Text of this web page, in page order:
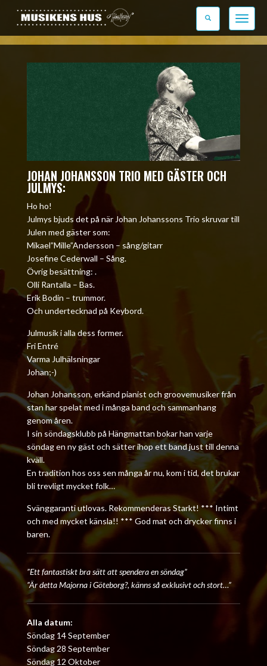
Toggle
JOHAN JOHANSSON TRIO MED GÄSTER OCH
JULMYS:
Ho ho!
Julmys bjuds det på när Johan Johanssons Trio skruvar till
Julen med gäster som:
Mikael”Mille”Andersson – sång/gitarr
Josefine Cederwall – Sång.
Övrig besättning: .
Olli Rantalla – Bas.
Erik Bodin – trummor.
Och undertecknad på Keybord.
Julmusik i alla dess former.
Fri Entré
Varma Julhälsningar
Johan;-)
Johan Johansson, erkänd pianist och groovemusiker från
stan har spelat med i många band och sammanhang
genom åren.
I sin söndagsklubb på Hängmattan bokar han varje
söndag en ny gäst och sätter ihop ett band just till denna
kväll.
En tradition hos oss sen många år nu, kom i tid, det brukar
bli trevligt mycket folk…
Svänggaranti utlovas. Rekommenderas Starkt! *** Intimt
och med mycket känsla!! *** God mat och drycker finns i
baren.
”Ett fantastiskt bra sätt att spendera en söndag”
”Är detta Majorna i Göteborg?, känns så exklusivt och stort…”
Alla datum:
Söndag 14 September
Söndag 28 September
Söndag 12 Oktober